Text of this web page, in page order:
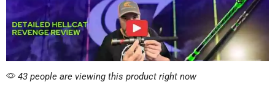
43 people are viewing this product right now